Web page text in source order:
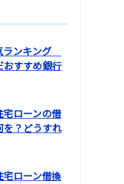
ランキング
おすすめ銀行
宅ローンの借
？どうすれ
宅ローン借換